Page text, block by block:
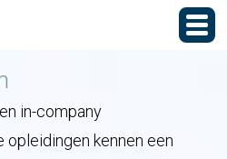
in-company
opleidingen kennen een